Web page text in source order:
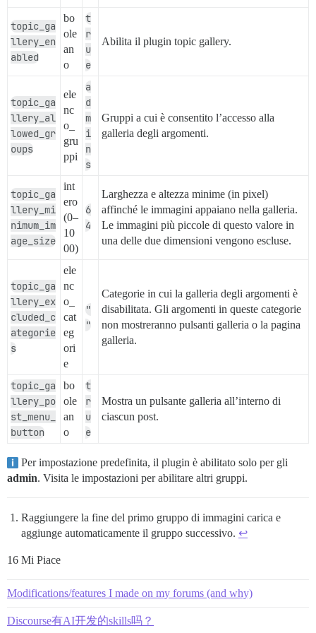
topic_ga
llery_en
abled
bo
ole
an
o
t
r
u
e
Abilita il plugin topic gallery.
topic_ga
llery_al
lowed_gr
oups
ele
nc
o_
gru
ppi
a
d
m
i
n
s
Gruppi a cui è consentito l’accesso alla
galleria degli argomenti.
topic_ga
llery_mi
nimum_im
age_size
int
ero
(0–
10
00)
6
4
Larghezza e altezza minime (in pixel)
affinché le immagini appaiano nella galleria.
Le immagini più piccole di questo valore in
una delle due dimensioni vengono escluse.
topic_ga
llery_ex
cluded_c
ategorie
s
ele
nc
o_
cat
eg
ori
e
"
"
Categorie in cui la galleria degli argomenti è
disabilitata. Gli argomenti in queste categorie
non mostreranno pulsanti galleria o la pagina
galleria.
topic_ga
llery_po
st_menu_
button
bo
ole
an
o
t
r
u
e
Mostra un pulsante galleria all’interno di
ciascun post.
Per impostazione predefinita, il plugin è abilitato solo per gli
admin. Visita le impostazioni per abilitare altri gruppi.
Raggiungere la fine del primo gruppo di immagini carica e
aggiunge automaticamente il gruppo successivo. ↩︎
16 Mi Piace
Modifications/features I made on my forums (and why)
Discourse有AI开发的skills吗？